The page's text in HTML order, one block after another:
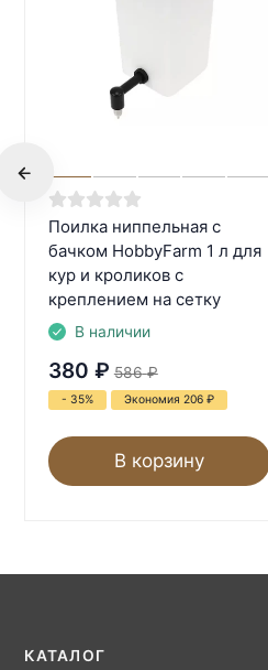
Поилка ниппельная с
бачком HobbyFarm 1 л для
кур и кроликов с
креплением на сетку
В наличии
380 ₽ 586 ₽
- 35% Экономия 206 ₽
В корзину
КАТАЛОГ